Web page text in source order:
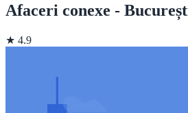
Afaceri conexe -
★ 4.9